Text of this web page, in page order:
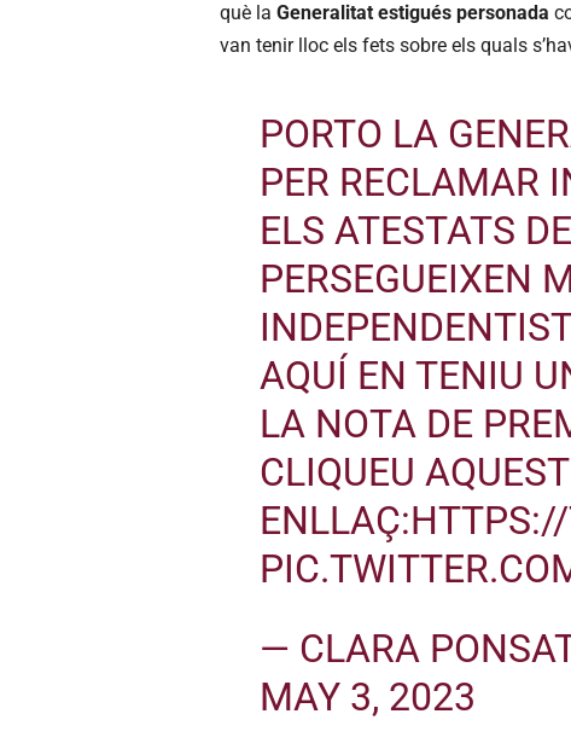
què la Generalitat estigués personada
van tenir lloc els fets sobre els quals
PORTO LA
PER RECLAMAR
ELS ATESTATS
PERSEGUEIXEN
AQUÍ EN TENIU
LA NOTA DE
CLIQUEU AQUEST
ENLLAÇ:
— CLARA
MAY 3, 2023